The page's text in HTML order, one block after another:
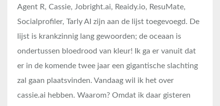
Agent R, Cassie, Jobright.ai, Reaidy.io, ResuMate,
Socialprofiler, Tarly AI zijn aan de lijst toegevoegd. De
lijst is krankzinnig lang gewoorden; de oceaan is
ondertussen bloedrood van kleur! Ik ga er vanuit dat
er in de komende twee jaar een gigantische slachting
zal gaan plaatsvinden. Vandaag wil ik het over
cassie.ai hebben. Waarom? Omdat ik daar gisteren